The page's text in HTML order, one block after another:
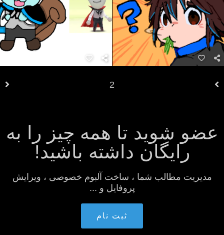
2
عضو شوید تا همه چیز را به
رایگان داشته باشید!
مدیریت مطالب شما ، ساخت آلبوم خصوصی ، ویرایش
پروفایل و ...
ثبت نام